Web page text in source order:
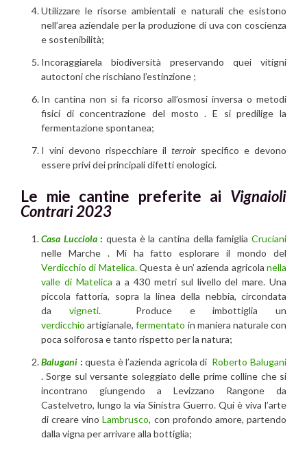
Utilizzare le risorse ambientali e naturali che esistono
nell’area aziendale per la produzione di uva con coscienza
e sostenibilità;
Incoraggiarela biodiversità preservando quei vitigni
autoctoni che rischiano l’estinzione ;
In cantina non si fa ricorso all’osmosi inversa o metodi
fisici di concentrazione del mosto . E si predilige la
fermentazione spontanea;
I vini devono rispecchiare il terroir specifico e devono
essere privi dei principali difetti enologici.
Le mie cantine preferite ai Vignaioli
Contrari 2023
Casa Lucciola :questa è la cantina della famigliaCruciani
nelle Marche . Mi ha fatto esplorare il mondo del
Verdicchio di Matelica.Questa è un’ azienda agricola nella
valle di Matelica a a 430 metri sul livello del mare. Una
piccola fattoria, sopra la linea della nebbia, circondata
da vigneti. Produce e imbottiglia un
verdicchio artigianale,fermentato in maniera naturale con
poca solforosa e tanto rispetto per la natura;
Balugani :questa è l’azienda agricola di Roberto Balugani
. Sorge sul versante soleggiato delle prime colline che si
incontrano giungendo a Levizzano Rangone da
Castelvetro, lungo la via Sinistra Guerro. Qui è viva l’arte
di creare vinoLambrusco, con profondo amore, partendo
dalla vigna per arrivare alla bottiglia;